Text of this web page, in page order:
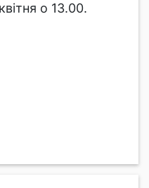
о 13.00.